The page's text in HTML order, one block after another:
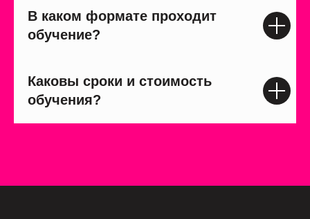
В каком формате проходит
обучение?
Каковы сроки и стоимость
обучения?